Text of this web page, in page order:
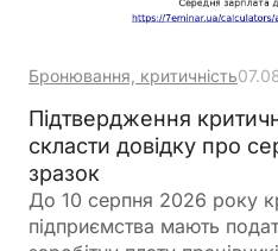
Бронювання, критичність
Підтвердження
скласти довідку про
зразок
До 10 серпня 2026 року
підприємства мають